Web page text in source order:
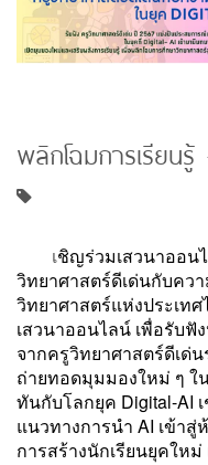
พลิกโฉมการเรียน
เชิญร่วมเสวนาออน
วิทยาศาสตร์ดีเด่นกับคว
วิทยาศาสตร์แห่งประเท
เสวนาออนไลน์ เพื่อรับ
จากครูวิทยาศาสตร์ดีเด่
ถ่ายทอดมุมมองใหม่ ๆ ใ
ทันกับโลกยุค Digital-AI
แนวทางการนำ AI เข้า
การสร้างนักเรียนยุคใหม่